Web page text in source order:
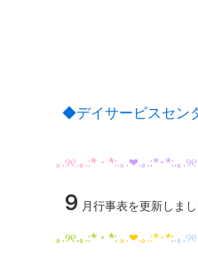
◆デイサービスセン
｡.୨୧.｡.:*・*:.｡ .❤︎.｡.:*･*:.｡.୨୧
９ 月行事表を更新しま
｡.୨୧.｡.:*・*:.｡.❤︎.｡.:*･*:.｡.